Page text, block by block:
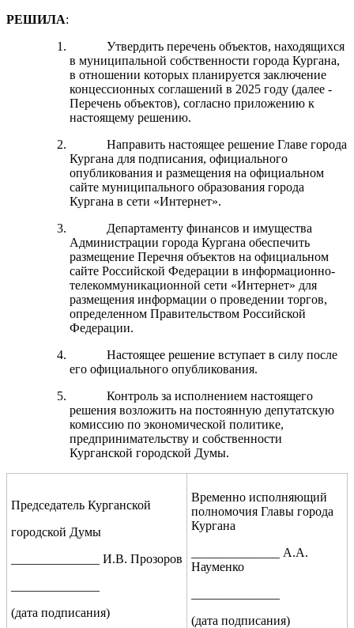
РЕШИЛА:
Утвердить перечень объектов, находящихся
в муниципальной собственности города Кургана,
в отношении которых планируется заключение
концессионных соглашений в 2025 году (далее -
Перечень объектов), согласно приложению к
настоящему решению.
Направить настоящее решение Главе города
Кургана для подписания, официального
опубликования и размещения на официальном
сайте муниципального образования города
Кургана в сети «Интернет».
Департаменту финансов и имущества
Администрации города Кургана обеспечить
размещение Перечня объектов на официальном
сайте Российской Федерации в информационно-
телекоммуникационной сети «Интернет» для
размещения информации о проведении торгов,
определенном Правительством Российской
Федерации.
Настоящее решение вступает в силу после
его официального опубликования.
Контроль за исполнением настоящего
решения возложить на постоянную депутатскую
комиссию по экономической политике,
предпринимательству и собственности
Курганской городской Думы.
Председатель Курганской
городской Думы
______________ И.В. Прозоров
(дата подписания)
Временно исполняющий
полномочия Главы города
Кургана
______________ А.А.
Науменко
(дата подписания)